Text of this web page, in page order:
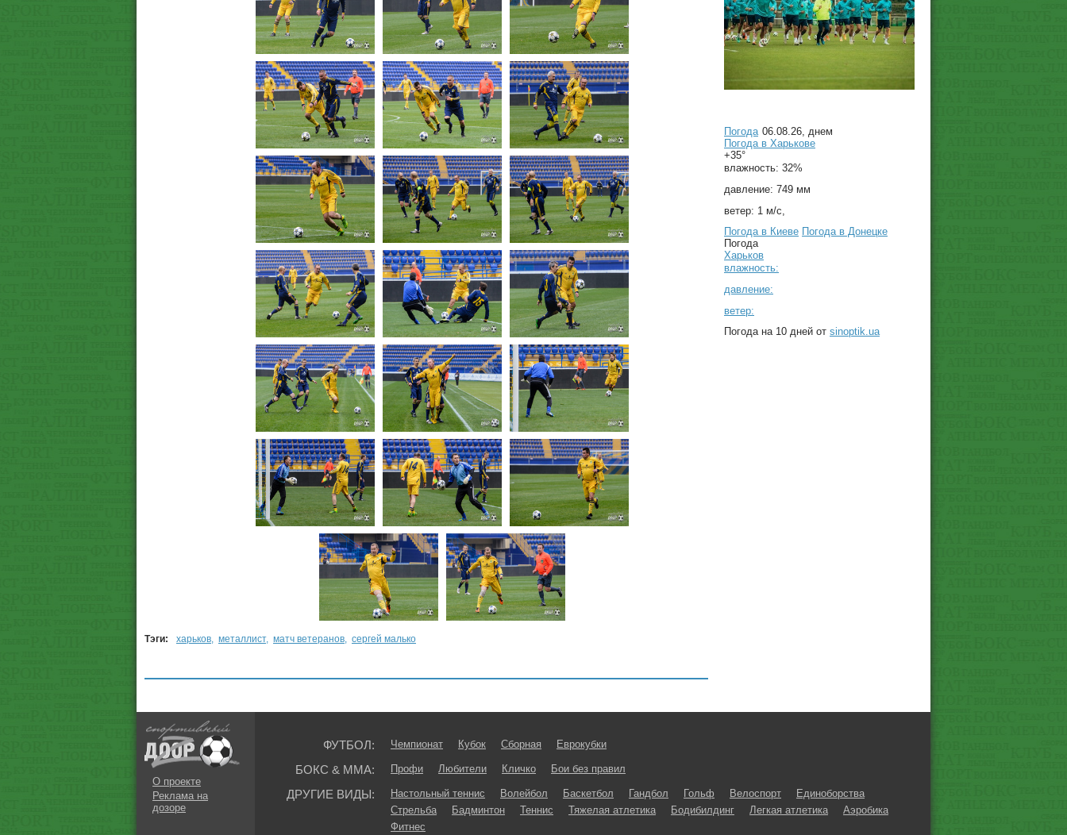
Тэги: харьков, металлист, матч ветеранов, сергей малько
Погода 06.08.26, днем
Погода в Харькове
+35°
влажность: 32%
давление: 749 мм
ветер: 1 м/с,
Погода в Киеве Погода в Донецке
Погода
Харьков
влажность:
давление:
ветер:
Погода на 10 дней от sinoptik.ua
О проекте
Реклама на
дозоре
ФУТБОЛ: Чемпионат Кубок Сборная Еврокубки
БОКС & ММА: Профи Любители Кличко Бои без правил
ДРУГИЕ ВИДЫ: Настольный теннис Волейбол Баскетбол Гандбол Гольф Велоспорт
Единоборства
Стрельба
Бадминтон Теннис Тяжелая атлетика Бодибилдинг Легкая атлетика
Аэробика
Фитнес